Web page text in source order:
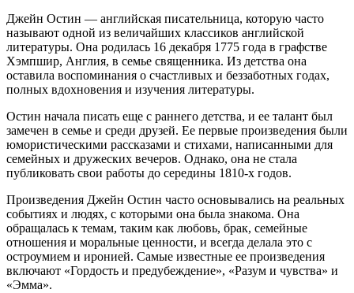
Джейн Остин — английская писательница, которую часто
называют одной из величайших классиков английской
литературы. Она родилась 16 декабря 1775 года в графстве
Хэмпшир, Англия, в семье священника. Из детства она
оставила воспоминания о счастливых и беззаботных годах,
полных вдохновения и изучения литературы.
Остин начала писать еще с раннего детства, и ее талант был
замечен в семье и среди друзей. Ее первые произведения были
юмористическими рассказами и стихами, написанными для
семейных и дружеских вечеров. Однако, она не стала
публиковать свои работы до середины 1810-х годов.
Произведения Джейн Остин часто основывались на реальных
событиях и людях, с которыми она была знакома. Она
обращалась к темам, таким как любовь, брак, семейные
отношения и моральные ценности, и всегда делала это с
остроумием и иронией. Самые известные ее произведения
включают «Гордость и предубеждение», «Разум и чувства» и
«Эмма».